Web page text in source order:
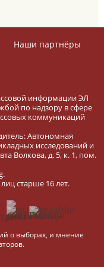
Наши партнёры
информации ЭЛ
по надзору в сфере
коммуникаций
Автономная
исследований и
Волкова, д. 5, к. 1, пом.
старше 16 лет.
о выборах, и мнение